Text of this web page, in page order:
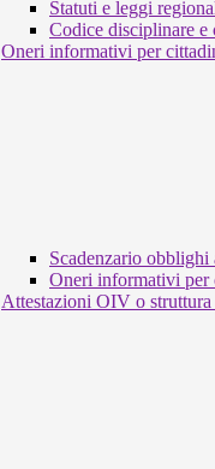
Statuti e leggi
Codice disciplinare e
Oneri informativi per
Scadenzario
Oneri informativi per
Attestazioni OIV o struttura